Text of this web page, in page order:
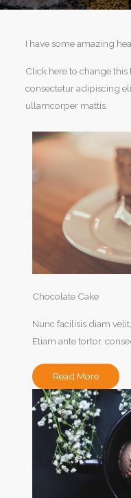
I have some amazing
Click here to change
consectetur adipiscing
ullamcorper mattis.
Chocolate Cake
Nunc facilisis diam
Etiam ante tortor,
Read More